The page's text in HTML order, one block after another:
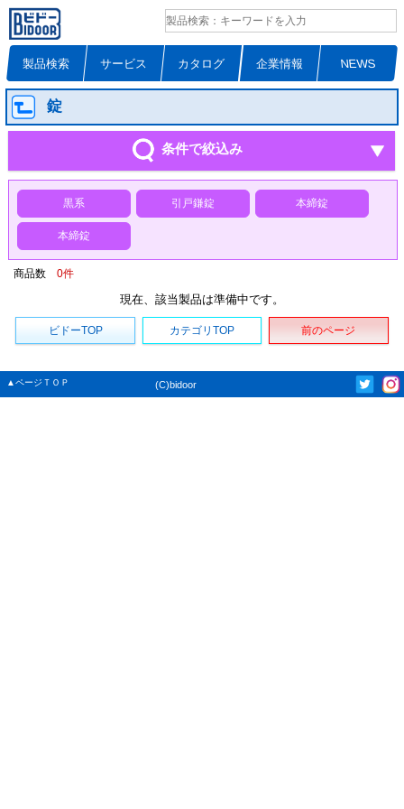
製品検索 サービス カタログ 企業情報 NEWS
錠
条件で絞込み
黒系 引戸鎌錠 本締錠
本締錠
商品数 0件
現在、該当製品は準備中です。
ビドーTOP カテゴリTOP 前のページ
▲ページＴＯＰ (C)bidoor